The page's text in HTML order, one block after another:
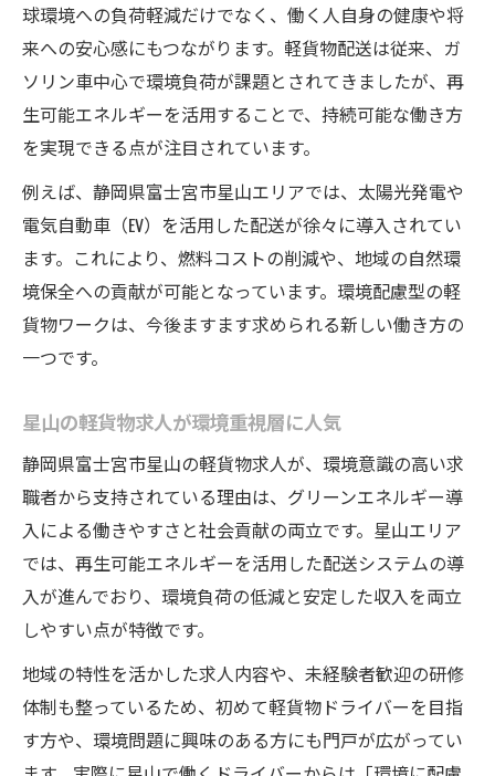
球環境への負荷軽減だけでなく、働く人自身の健康や将
来への安心感にもつながります。軽貨物配送は従来、ガ
ソリン車中心で環境負荷が課題とされてきましたが、再
生可能エネルギーを活用することで、持続可能な働き方
を実現できる点が注目されています。
例えば、静岡県富士宮市星山エリアでは、太陽光発電や
電気自動車（EV）を活用した配送が徐々に導入されてい
ます。これにより、燃料コストの削減や、地域の自然環
境保全への貢献が可能となっています。環境配慮型の軽
貨物ワークは、今後ますます求められる新しい働き方の
一つです。
星山の軽貨物求人が環境重視層に人気
静岡県富士宮市星山の軽貨物求人が、環境意識の高い求
職者から支持されている理由は、グリーンエネルギー導
入による働きやすさと社会貢献の両立です。星山エリア
では、再生可能エネルギーを活用した配送システムの導
入が進んでおり、環境負荷の低減と安定した収入を両立
しやすい点が特徴です。
地域の特性を活かした求人内容や、未経験者歓迎の研修
体制も整っているため、初めて軽貨物ドライバーを目指
す方や、環境問題に興味のある方にも門戸が広がってい